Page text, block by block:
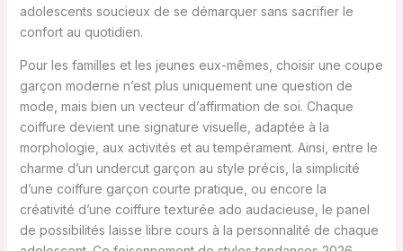
adolescents soucieux de se démarquer sans sacrifier le
confort au quotidien.
Pour les familles et les jeunes eux-mêmes, choisir une coupe
garçon moderne n’est plus uniquement une question de
mode, mais bien un vecteur d’affirmation de soi. Chaque
coiffure devient une signature visuelle, adaptée à la
morphologie, aux activités et au tempérament. Ainsi, entre le
charme d’un undercut garçon au style précis, la simplicité
d’une coiffure garçon courte pratique, ou encore la
créativité d’une coiffure texturée ado audacieuse, le panel
de possibilités laisse libre cours à la personnalité de chaque